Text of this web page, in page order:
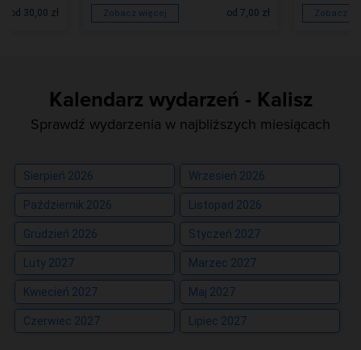
od 30,00 zł Zobacz więcej od 7,00 zł Zobacz
Kalendarz wydarzeń - Kalisz
Sprawdź wydarzenia w najbliższych miesiącach
Sierpień 2026 Wrzesień 2026
Październik 2026 Listopad 2026
Grudzień 2026 Styczeń 2027
Luty 2027 Marzec 2027
Kwiecień 2027 Maj 2027
Czerwiec 2027 Lipiec 2027